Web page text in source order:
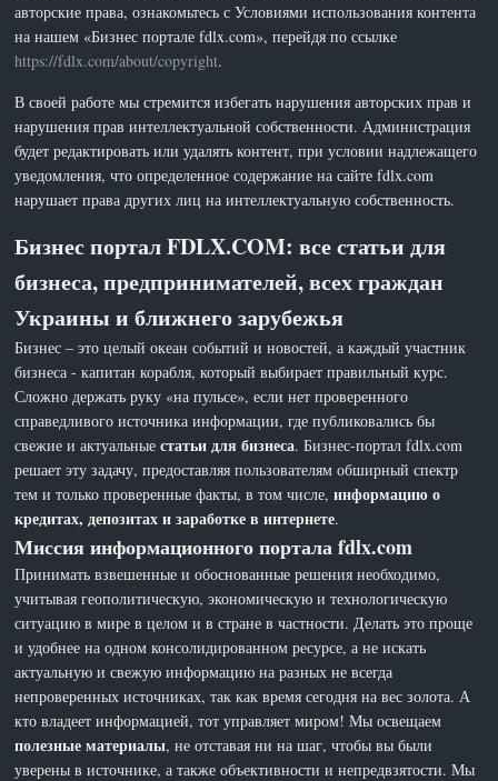
авторские права, ознакомьтесь с Условиями использования контента
на нашем «Бизнес портале fdlx.com», перейдя по ссылке
https://fdlx.com/about/copyright.
В своей работе мы стремится избегать нарушения авторских прав и
нарушения прав интеллектуальной собственности. Администрация
будет редактировать или удалять контент, при условии надлежащего
уведомления, что определенное содержание на сайте fdlx.com
нарушает права других лиц на интеллектуальную собственность.
Бизнес портал FDLX.COM: все статьи для
бизнеса, предпринимателей, всех граждан
Украины и ближнего зарубежья
Бизнес – это целый океан событий и новостей, а каждый участник
бизнеса - капитан корабля, который выбирает правильный курс.
Сложно держать руку «на пульсе», если нет проверенного
справедливого источника информации, где публиковались бы
свежие и актуальныестатьи для бизнеса. Бизнес-портал fdlx.com
решает эту задачу, предоставляя пользователям обширный спектр
тем и только проверенные факты, в том числе,информацию о
кредитах, депозитах и заработке в интернете.
Миссия информационного портала fdlx.com
Принимать взвешенные и обоснованные решения необходимо,
учитывая геополитическую, экономическую и технологическую
ситуацию в мире в целом и в стране в частности. Делать это проще
и удобнее на одном консолидированном ресурсе, а не искать
актуальную и свежую информацию на разных не всегда
непроверенных источниках, так как время сегодня на вес золота. А
кто владеет информацией, тот управляет миром! Мы освещаем
полезные материалы, не отставая ни на шаг, чтобы вы были
уверены в источнике, а также объективности и непредвзятости. Мы